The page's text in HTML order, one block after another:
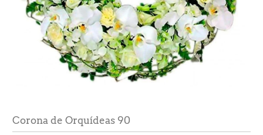
Corona de Orquídeas 90